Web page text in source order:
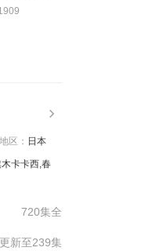
地区： 日本
卡卡西,春
720集全
更新至239集